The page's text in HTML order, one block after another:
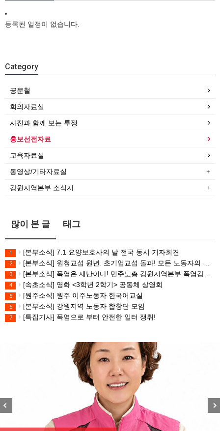
등록된 일정이 없습니다.
Category
공문철
회의자료실
사진과 함께 보는 투쟁
홍보선전자료
교육자료실
동영상/기타자료실
강원지역본부 소식지
많이 본 글 태그
1 [본부소식] 7.1 요양보호사의 날 전국 동시 기자회견
2 [본부소식] 원청교섭 원년. 초기업교섭 돌파! 모든 노동자의 노동기본권 쟁취! 민주노총 7.15 총파업대회
3 [본부소식] 폭염은 재난이다! 민주노총 강원지역본부 폭염감시단 선포 기자회견
4 [속초소식] 영화 <3학년 2학기> 공동체 상영회
5 [원주소식] 원주 이주노동자 한국어교실
6 [본부소식] 강원지역 노동자 합창단 모임
7 [특집기사] 폭염으로 부터 안전한 일터 쟁취!